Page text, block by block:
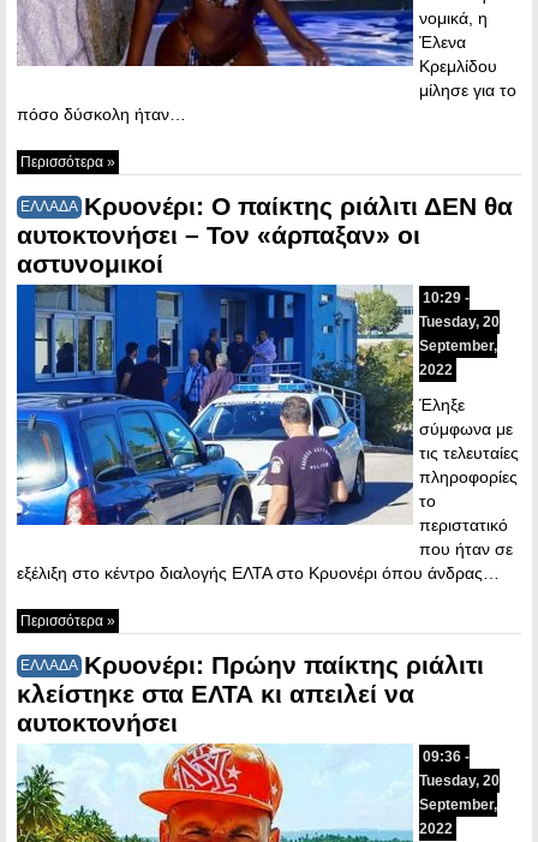
νομικά, η
Έλενα
Κρεμλίδου
μίλησε για το
πόσο δύσκολη ήταν…
Περισσότερα »
ΕΛΛΑΔΑ Κρυονέρι: Ο παίκτης ριάλιτι ΔΕΝ θα
αυτοκτονήσει – Τον «άρπαξαν» οι
αστυνομικοί
10:29 -
Tuesday, 20
September,
2022
Έληξε
σύμφωνα με
τις τελευταίες
πληροφορίες
το
περιστατικό
που ήταν σε
εξέλιξη στο κέντρο διαλογής ΕΛΤΑ στο Κρυονέρι όπου άνδρας…
Περισσότερα »
ΕΛΛΑΔΑ Κρυονέρι: Πρώην παίκτης ριάλιτι
κλείστηκε στα ΕΛΤΑ κι απειλεί να
αυτοκτονήσει
09:36 -
Tuesday, 20
September,
2022